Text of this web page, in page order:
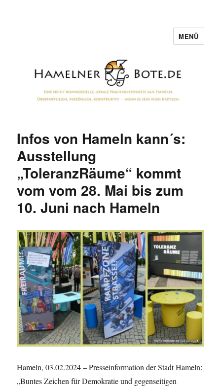
MENÜ
Infos von Hameln kann´s:
Ausstellung
„ToleranzRäume“ kommt
vom vom 28. Mai bis zum
10. Juni nach Hameln
Hameln, 03.02.2024 – Presseinformation der Stadt Hameln:
„Buntes Zeichen für Demokratie und gegenseitigen